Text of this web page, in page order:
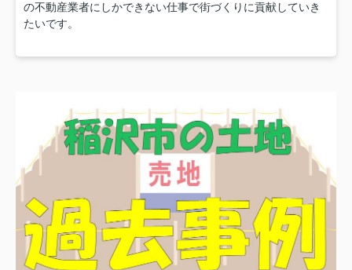
の不動産業者にしかできない仕事で街づくりに貢献していき
たいです。